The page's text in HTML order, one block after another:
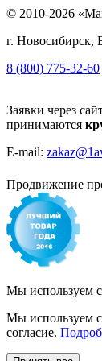
© 2010-2026
г. Новосибирск,
8 (800) 775-32-60
Заявки через
принимаются
E-mail:
Продвижение
Мы используем
Мы используем
согласие.